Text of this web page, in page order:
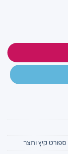
ספורט קיץ וחצר